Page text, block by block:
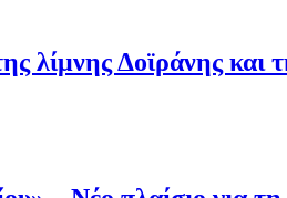
λίμνης Δοϊράνης και